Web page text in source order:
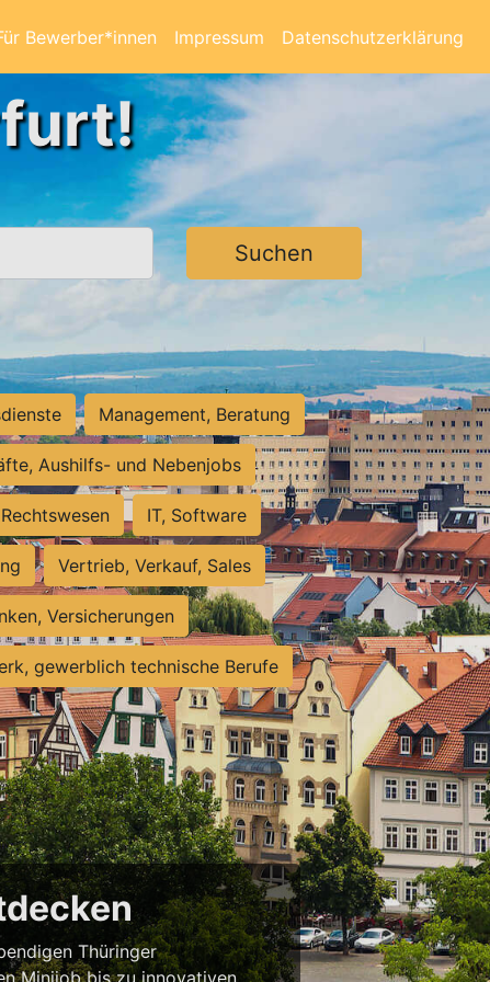
Bewerber*innen Impressum Datenschutzerklärung
Suchen
Management, Beratung
Aushilfs- und Nebenjobs
Rechtswesen IT, Software
Vertrieb, Verkauf, Sales
Versicherungen
gewerblich technische Berufe
Thüringer